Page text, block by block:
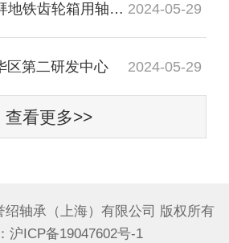
NSK成功获得迪拜地铁齿轮箱用轴承订单 2024-05-29
区第二研发中心 2024-05-29
查看更多>>
绍轴承（上海）有限公司 版权所有
沪ICP备19047602号-1